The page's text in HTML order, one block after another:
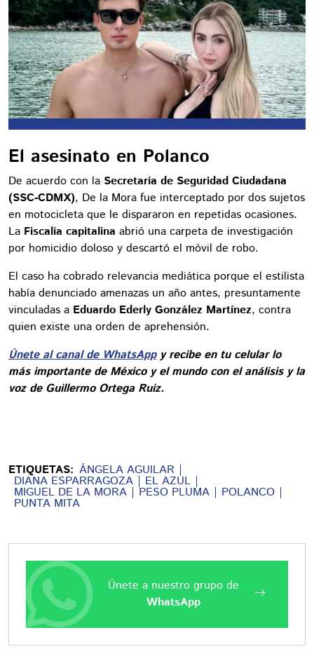
El asesinato en Polanco
De acuerdo con la Secretaría de Seguridad Ciudadana
(SSC-CDMX), De la Mora fue interceptado por dos sujetos
en motocicleta que le dispararon en repetidas ocasiones.
La Fiscalía capitalina abrió una carpeta de investigación
por homicidio doloso y descartó el móvil de robo.
El caso ha cobrado relevancia mediática porque el estilista
había denunciado amenazas un año antes, presuntamente
vinculadas a Eduardo Ederly González Martínez, contra
quien existe una orden de aprehensión.
Únete al canal de WhatsAppy recibe en tu celular lo
más importante de México y el mundo con el análisis y la
voz de Guillermo Ortega Ruiz.
ETIQUETAS: ÁNGELA AGUILAR
DIANA ESPARRAGOZA EL AZUL
MIGUEL DE LA MORA PESO PLUMA POLANCO
PUNTA MITA
Únete a nuestro grupo de
WhatsApp